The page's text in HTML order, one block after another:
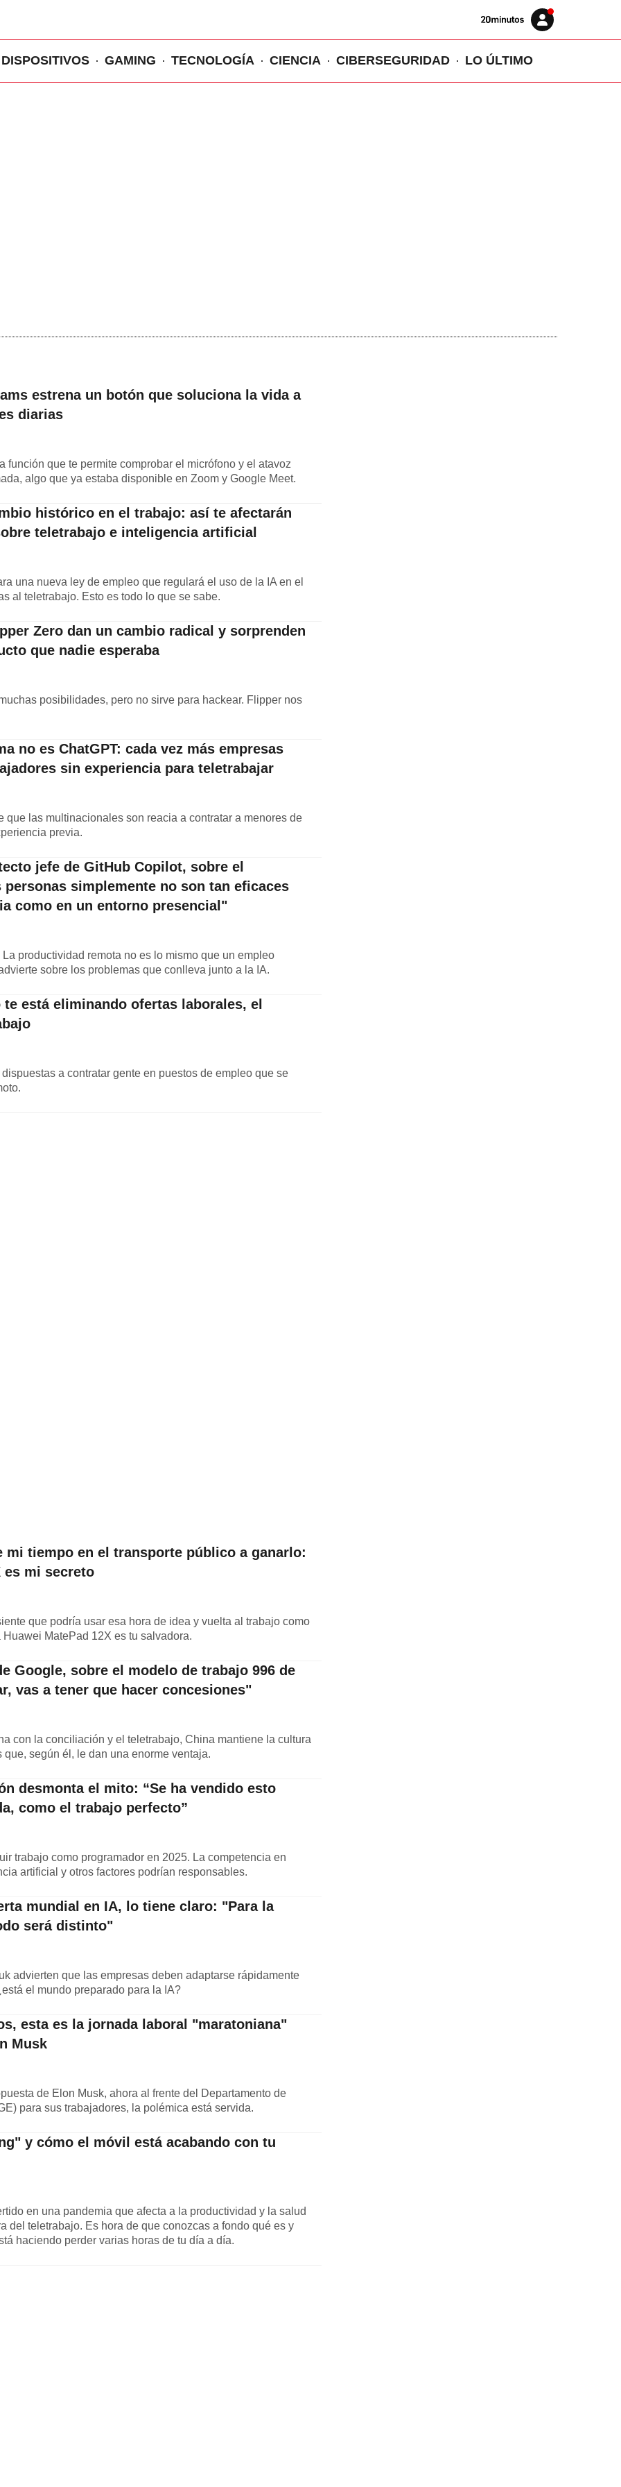
Volver
Iniciar
sesión
DISPOSITIVOS GAMING TECNOLOGÍA CIENCIA CIBERSEGURIDAD LO ÚLTIMO
estrena un botón que soluciona la vida a
diarias
función que te permite comprobar el micrófono y el atavoz
algo que ya estaba disponible en Zoom y Google Meet.
histórico en el trabajo: así te afectarán
teletrabajo e inteligencia artificial
una nueva ley de empleo que regulará el uso de la IA en el
al teletrabajo. Esto es todo lo que se sabe.
Zero dan un cambio radical y sorprenden
que nadie esperaba
posibilidades, pero no sirve para hackear. Flipper nos
no es ChatGPT: cada vez más empresas
sin experiencia para teletrabajar
que las multinacionales son reacia a contratar a menores de
previa.
jefe de GitHub Copilot, sobre el
simplemente no son tan eficaces
como en un entorno presencial"
productividad remota no es lo mismo que un empleo
sobre los problemas que conlleva junto a la IA.
está eliminando ofertas laborales, el
a contratar gente en puestos de empleo que se
mi tiempo en el transporte público a ganarlo:
es mi secreto
que podría usar esa hora de idea y vuelta al trabajo como
MatePad 12X es tu salvadora.
Google, sobre el modelo de trabajo 996 de
vas a tener que hacer concesiones"
con la conciliación y el teletrabajo, China mantiene la cultura
según él, le dan una enorme ventaja.
desmonta el mito: “Se ha vendido esto
como el trabajo perfecto”
trabajo como programador en 2025. La competencia en
artificial y otros factores podrían responsables.
mundial en IA, lo tiene claro: "Para la
será distinto"
advierten que las empresas deben adaptarse rápidamente
el mundo preparado para la IA?
esta es la jornada laboral "maratoniana"
Musk
de Elon Musk, ahora al frente del Departamento de
para sus trabajadores, la polémica está servida.
y cómo el móvil está acabando con tu
en una pandemia que afecta a la productividad y la salud
del teletrabajo. Es hora de que conozcas a fondo qué es y
haciendo perder varias horas de tu día a día.